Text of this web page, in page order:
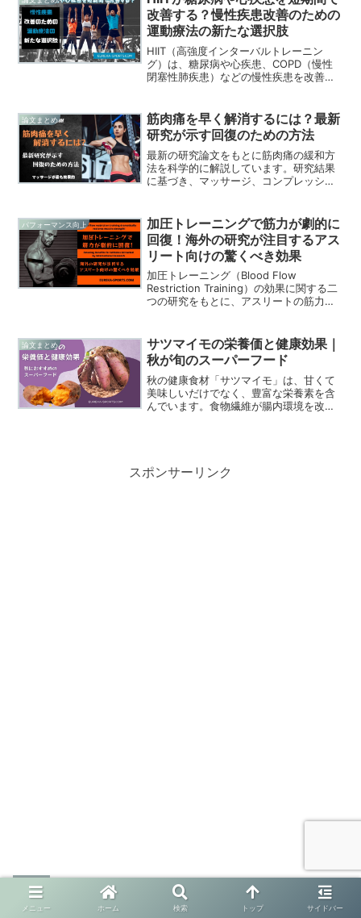
テレビ視聴と健康問題...
改善する？慢性疾患改善のための
運動療法の新たな選択肢
HIIT（高強度インターバルトレーニン
グ）は、糖尿病や心疾患、COPD（慢性
閉塞性肺疾患）などの慢性疾患を改善す
な実践方法や健康効果について詳しく解
説します。
論文まとめ
筋肉痛を早く解消するには？最新
研究が示す回復のための方法
最新の研究論文をもとに筋肉痛の緩和方
法を科学的に解説しています。研究結果
に基づき、マッサージ、コンプレッショ
果的な方法を紹介しています。運動後の
痛みやつらさを軽減し、効率的に回復す
るためのポイントが隠されています。
パフォーマンス向上
加圧トレーニングで筋力が劇的に
回復！海外の研究が注目するアス
リート向けの驚くべき効果
加圧トレーニング（Blood Flow
Restriction Training）の効果に関する二
つの研究をもとに、アスリートの筋力回
リハビリや筋力向上、注意点を解説して
います。
論文まとめ
サツマイモの栄養価と健康効果｜
秋が旬のスーパーフード
秋の健康食材「サツマイモ」は、甘くて
美味しいだけでなく、豊富な栄養素を含
んでいます。食物繊維が腸内環境を改善
て、サツマイモを積極的に取り入れるこ
とで、健康維持が期待できます。シンプ
スポンサーリンク
【野球】スイングスピードを上げたいな
ら重いバット、軽いバットの素振りは禁
メニュー ホーム 検索 トップ サイドバー